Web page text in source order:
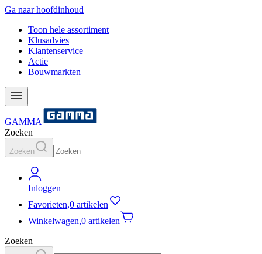
Ga naar hoofdinhoud
Toon hele assortiment
Klusadvies
Klantenservice
Actie
Bouwmarkten
GAMMA
Zoeken
Zoeken
Inloggen
Favorieten,0 artikelen
Winkelwagen,0 artikelen
Zoeken